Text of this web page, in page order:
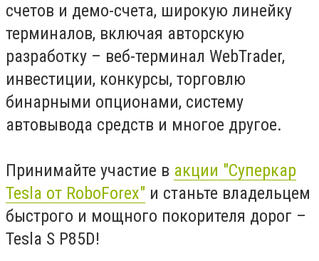
счетов и демо-счета, широкую линейку
терминалов, включая авторскую
разработку – веб-терминал WebTrader,
инвестиции, конкурсы, торговлю
бинарными опционами, систему
автовывода средств и многое другое.
Принимайте участие в акции "Суперкар
Tesla от RoboForex" и станьте владельцем
быстрого и мощного покорителя дорог –
Tesla S P85D!